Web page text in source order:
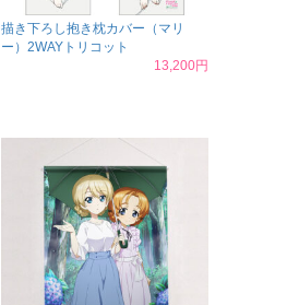
描き下ろし抱き枕カバー（マリ
ー）2WAYトリコット
13,200円